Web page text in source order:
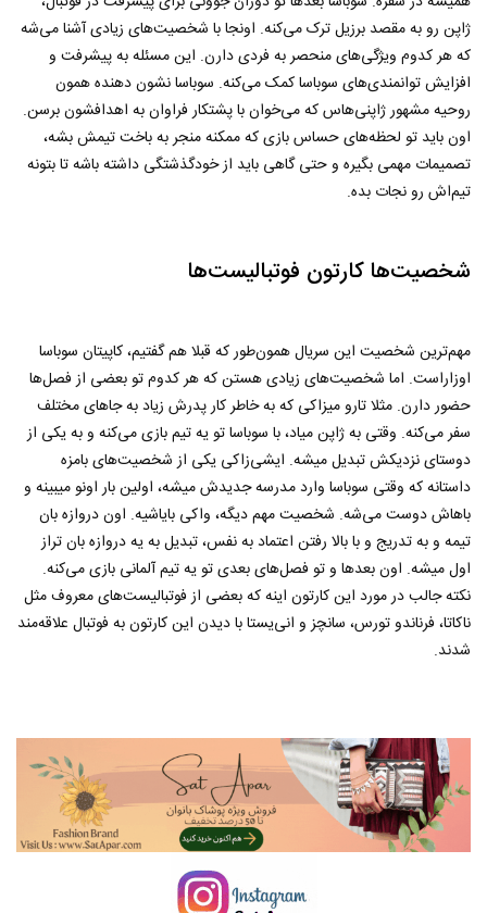
ژاپن رو به مقصد برزیل ترک می‌کنه. اونجا با شخصیت‌های زیادی آشنا می‌شه
که هر کدوم ویژگی‌های منحصر به فردی دارن. این مسئله به پیشرفت و
افزایش توانمندی‌های سوباسا کمک می‌کنه. سوباسا نشون دهنده همون
روحیه مشهور ژاپنی‌هاس که می‌خوان با پشتکار فراوان به اهدافشون برسن.
اون باید تو لحظه‌های حساس بازی که ممکنه منجر به باخت تیمش بشه،
تصمیمات مهمی بگیره و حتی گاهی باید از خودگذشتگی داشته باشه تا بتونه
تیم‌اش رو نجات بده.
شخصیت‌ها کارتون فوتبالیست‌ها
مهم‌ترین شخصیت این سریال همون‌طور که قبلا هم گفتیم، کاپیتان سوباسا
اوزاراست. اما شخصیت‌های زیادی هستن که هر کدوم تو بعضی از فصل‌ها
حضور دارن. مثلا تارو میزاکی که به خاطر کار پدرش زیاد به جاهای مختلف
سفر می‌کنه. وقتی به ژاپن میاد، با سوباسا تو یه تیم بازی می‌کنه و به یکی از
دوستای نزدیکش تبدیل میشه. ایشی‌زاکی یکی از شخصیت‌های بامزه
داستانه که وقتی سوباسا وارد مدرسه جدیدش میشه، اولین بار اونو میبینه و
باهاش دوست می‌شه. شخصیت مهم دیگه، واکی بایاشیه. اون دروازه بان
تیمه و به تدریج و با بالا رفتن اعتماد به نفس، تبدیل به یه دروازه بان تراز
اول میشه. اون بعدها و تو فصل‌های بعدی تو یه تیم آلمانی بازی می‌کنه.
نکته جالب در مورد این کارتون اینه که بعضی از فوتبالیست‌های معروف مثل
ناکاتا، فرناندو تورس، سانچز و انی‌یستا با دیدن این کارتون به فوتبال علاقه‌مند
شدند.